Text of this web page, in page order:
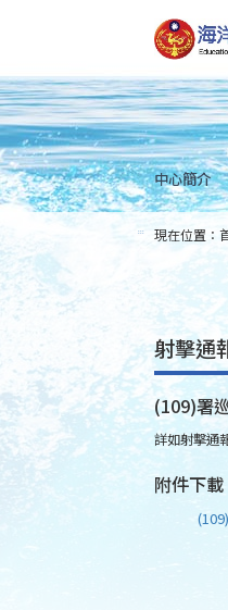
到
主
要
內
容
Skip
to
main
content
中心簡介
::: 現在位置：
射擊通
(109)署
詳如射擊通
附件下載